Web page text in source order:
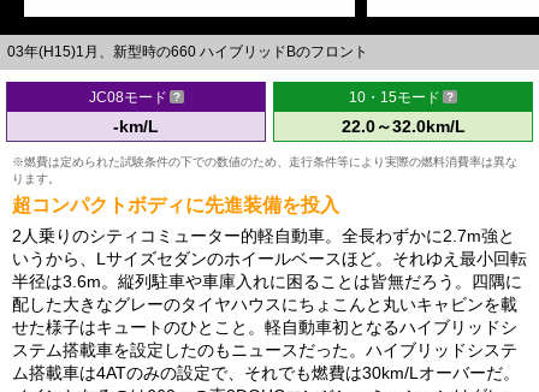
03年(H15)1月、新型時の660 ハイブリッドBのフロント
JC08モード
-km/L
10・15モード
22.0～32.0km/L
※燃費は定められた試験条件の下での数値のため、走行条件等により実際の燃料消費率は異な
ります。
超コンパクトボディに先進装備を投入
2人乗りのシティコミューター的軽自動車。全長わずかに2.7m強と
いうから、Lサイズセダンのホイールベースほど。それゆえ最小回転
半径は3.6m。縦列駐車や車庫入れに困ることは皆無だろう。四隅に
配した大きなグレーのタイヤハウスにちょこんと丸いキャビンを載
せた様子はキュートのひとこと。軽自動車初となるハイブリッドシ
ステム搭載車を設定したのもニュースだった。ハイブリッドシステ
ム搭載車は4ATのみの設定で、それでも燃費は30km/Lオーバーだ。